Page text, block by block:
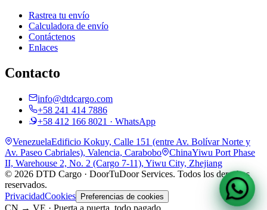
Rastrea tu envío
Calculadora de envío
Contáctenos
Enlaces
Contacto
info@dtdcargo.com
+58 241 414 7886
+58 412 166 8021 · WhatsApp
VenezuelaEdificio Kokuy, Calle 151 (entre Av. Bolívar Norte y
Av. Paseo Cabriales), Valencia, Carabobo ChinaYiwu Port Phase
II, Warehouse 2, No. 2 (Cargo 7-11), Yiwu City, Zhejiang
© 2026 DTD Cargo · DoorTuDoor Services. Todos los derechos
reservados.
PrivacidadCookies Preferencias de cookies